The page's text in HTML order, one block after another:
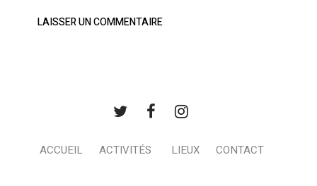
ACCUEIL ACTIVITÉS LIEUX CONTACT